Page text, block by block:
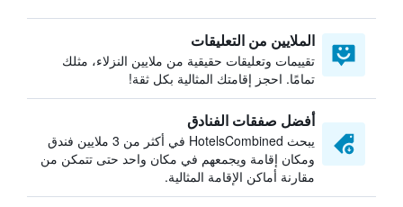
الملايين من التعليقات
تقييمات وتعليقات حقيقية من ملايين النزلاء، مثلك
تمامًا. احجز إقامتك المثالية بكل ثقة!
أفضل صفقات الفنادق
يبحث HotelsCombined في أكثر من 3 ملايين فندق
ومكان إقامة ويجمعهم في مكان واحد حتى تتمكن من
مقارنة أماكن الإقامة المثالية.